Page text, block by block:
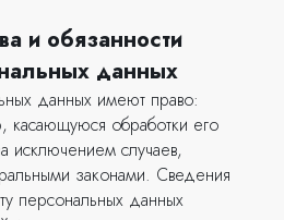
и обязанности
данных
данных имеют право:
касающуюся обработки его
исключением случаев,
законами. Сведения
персональных данных